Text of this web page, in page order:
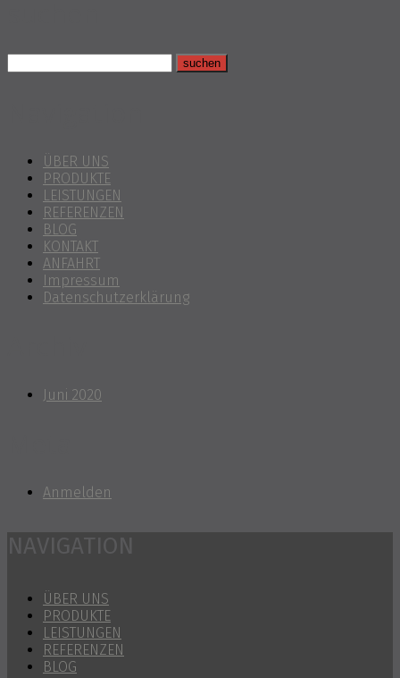
ÜBER UNS
PRODUKTE
LEISTUNGEN
REFERENZEN
BLOG
KONTAKT
ANFAHRT
Impressum
Datenschutzerklärung
Juni 2020
Anmelden
NAVIGATION
ÜBER UNS
PRODUKTE
LEISTUNGEN
REFERENZEN
BLOG